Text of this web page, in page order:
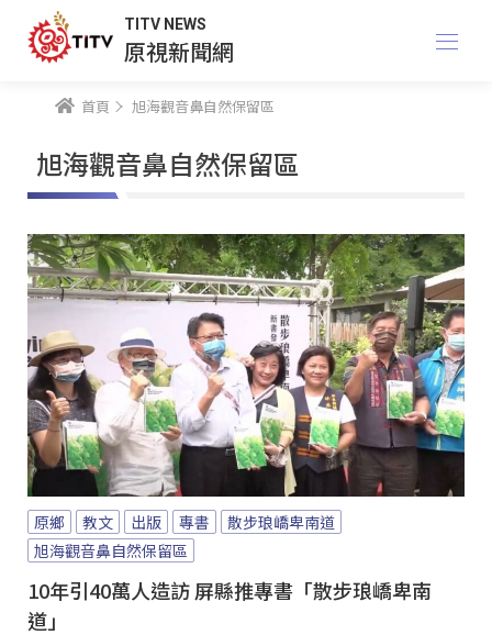
TITV NEWS
原視新聞網
首頁 旭海觀音鼻自然保留區
旭海觀音鼻自然保留區
原鄉 教文 出版 專書
散步琅嶠卑南道
旭海觀音鼻自然保留區
10年引40萬人造訪 屏縣推專書「散步琅嶠卑南
道」